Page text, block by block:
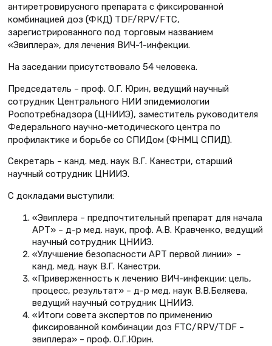
антиретровирусного препарата с фиксированной
комбинацией доз (ФКД) TDF/RPV/FTC,
зарегистрированного под торговым названием
«Эвиплера», для лечения ВИЧ-1-инфекции.
На заседании присутствовало 54 человека.
Председатель – проф. О.Г. Юрин, ведущий научный
сотрудник Центрального НИИ эпидемиологии
Роспотребнадзора (ЦНИИЭ), заместитель руководителя
Федерального научно-методического центра по
профилактике и борьбе со СПИДом (ФНМЦ СПИД).
Секретарь – канд. мед. наук В.Г. Канестри, старший
научный сотрудник ЦНИИЭ.
C докладами выступили:
«Эвиплера – предпочтительный препарат для начала
АРТ» – д-р мед. наук, проф. А.В. Кравченко, ведущий
научный сотрудник ЦНИИЭ.
«Улучшение безопасности АРТ первой линии» –
канд. мед. наук В.Г. Канестри.
«Приверженность к лечению ВИЧ-инфекции: цель,
процесс, результат» – д-р мед. наук В.В.Беляева,
ведущий научный сотрудник ЦНИИЭ.
«Итоги совета экспертов по применению
фиксированной комбинации доз FTC/RPV/TDF –
эвиплера» – проф. О.Г.Юрин.